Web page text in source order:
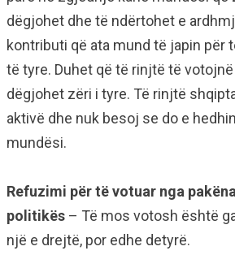
dëgjohet dhe të ndërtohet e
kontributi që ata mund të japin për
të tyre. Duhet që të rinjtë të
dëgjohet zëri i tyre. Të rinjtë
aktivë dhe nuk besoj se do e
mundësi.
Refuzimi për të votuar nga
politikës – Të mos votosh është
një e drejtë, por edhe detyrë.